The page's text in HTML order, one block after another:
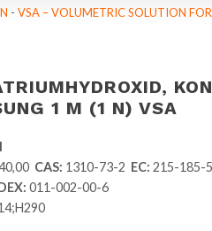
- VSA – VOLUMETRIC SOLUTION FOR
1 M (1 N) VSA
CAS: 1310-73-2 EC: 215-185-5
011-002-00-6